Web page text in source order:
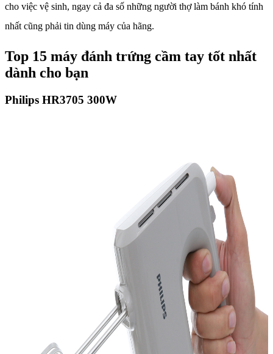
cho việc vệ sinh, ngay cả đa số những người thợ làm bánh khó tính
nhất cũng phải tin dùng máy của hãng.
Top 15 máy đánh trứng cầm tay tốt nhất
dành cho bạn
Philips HR3705 300W